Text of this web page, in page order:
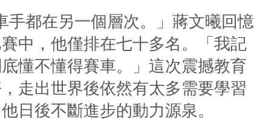
手都在另一個層次。」蔣文曦回憶
中，他僅排在七十多名。「我記
懂不懂得賽車。」這次震撼教育
走出世界後依然有太多需要學習
日後不斷進步的動力源泉。